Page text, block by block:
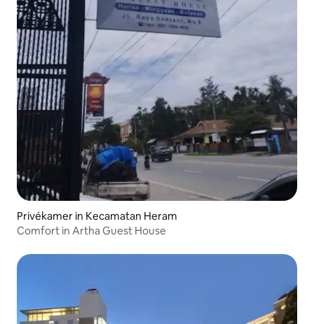
Privékamer in Kecamatan Heram
Comfort in Artha Guest House